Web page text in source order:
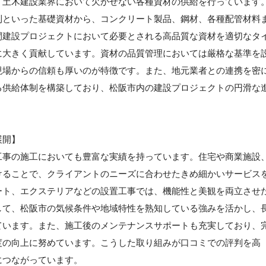
いった基礎資材から、コンクリート製品、鋼材、各種配管材料
設プロジェクトにおいて必要とされる高品質な資材を適切なタ
きく貢献しています。資材の品質管理においては厳格な基準を
からの信頼も厚いのが特徴です。また、地元業者との連携を密
給体制を構築しており、松阪市内の建設プロジェクトの円滑な
】
の施工においても豊富な実績を持っています。住宅や商業施設
ことで、クライアントのニーズに合わせたきめ細かいサービス
、エクステリアなどの設置工事では、機能性と美観を両立させ
、松阪市の気候条件や地域特性を熟知している強みを活かし、
ます。また、施工後のメンテナンスサポートも充実しており、
向上に努めています。こうした取り組みが口コミでの評判を高
ながっています。